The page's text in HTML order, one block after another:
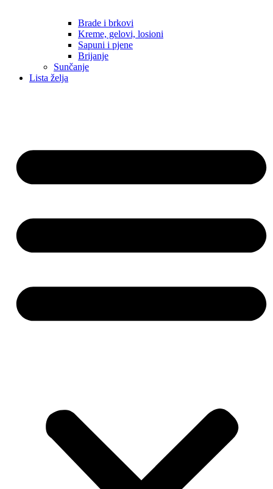
Brade i brkovi
Kreme, gelovi, losioni
Sapuni i pjene
Brijanje
Sunčanje
Lista želja